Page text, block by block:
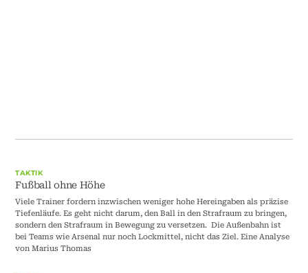
TAKTIK
Fußball ohne Höhe
Viele Trainer fordern inzwischen weniger hohe Hereingaben als präzise
Tiefenläufe. Es geht nicht darum, den Ball in den Strafraum zu bringen,
sondern den Strafraum in Bewegung zu versetzen. Die Außenbahn ist
bei Teams wie Arsenal nur noch Lockmittel, nicht das Ziel. Eine Analyse
von Marius Thomas